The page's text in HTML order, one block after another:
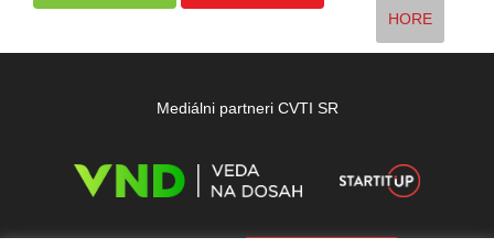
HORE
Mediálni partneri CVTI SR